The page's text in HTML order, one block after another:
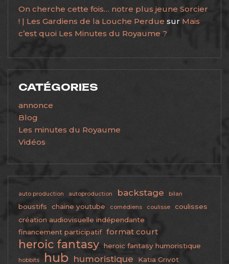
On cherche cette fois… notre plus jeune Sorcier
! | Les Gardiens de la Louche Perdue sur Mais
c’est quoi Les Minutes du Royaume ?
CATÉGORIES
annonce
Blog
Les minutes du Royaume
Vidéos
auto production autoproduction backstage bilan
boustifs chaine youtube comédiens coulisse
coulisses
création audiovisuelle indépendante
financement participatif format court
heroic fantasy heroic fantasy humoristique
hobbits hub humoristique Katia Grivot